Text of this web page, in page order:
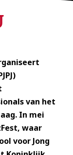
van het
In mei
waar
voor Jong